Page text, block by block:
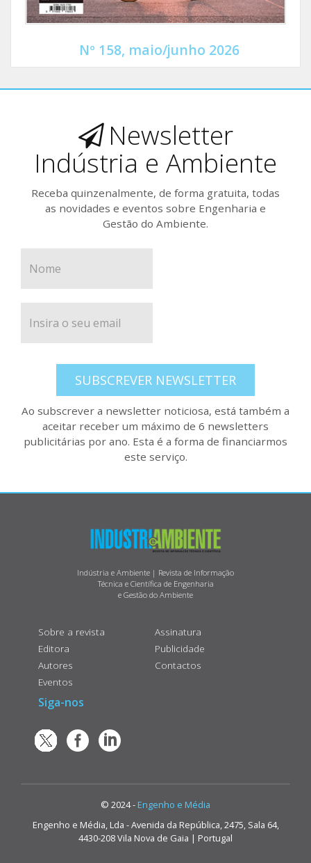
Nº 158, maio/junho 2026
Newsletter
Indústria e Ambiente
Receba quinzenalmente, de forma gratuita, todas
as novidades e eventos sobre Engenharia e
Gestão do Ambiente.
SUBSCREVER NEWSLETTER
Ao subscrever a newsletter noticiosa, está também a
aceitar receber um máximo de 6 newsletters
publicitárias por ano. Esta é a forma de financiarmos
este serviço.
Indústria e Ambiente | Revista de Informação
Técnica e Científica de Engenharia
e Gestão do Ambiente
Sobre a revista
Editora
Autores
Eventos
Assinatura
Publicidade
Contactos
Siga-nos
© 2024 - Engenho e Média
Engenho e Média, Lda - Avenida da República, 2475, Sala 64,
4430-208 Vila Nova de Gaia | Portugal